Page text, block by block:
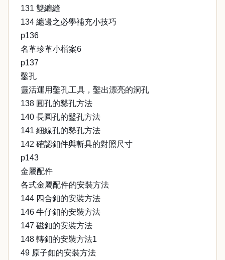
131 雙纏縫
134 纏邊之必學補充小技巧
p136
名革珍革小檔案6
p137
鑿孔
靈活運用鑿孔工具，鑿出漂亮的洞孔
138 圓孔的鑿孔方法
140 長圓孔的鑿孔方法
141 細線孔的鑿孔方法
142 確認釦件與斬具的對照尺寸
p143
金屬配件
各式金屬配件的安裝方法
144 四合釦的安裝方法
146 牛仔釦的安裝方法
147 磁釦的安裝方法
148 轉釦的安裝方法1
49 原子釦的安裝方法